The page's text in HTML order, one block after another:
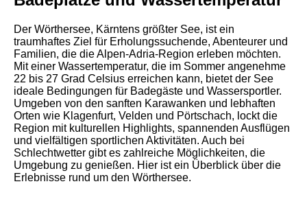
Der Wörthersee, Kärntens größter See, ist ein
traumhaftes Ziel für Erholungssuchende, Abenteurer und
Familien, die die Alpen-Adria-Region erleben möchten.
Mit einer Wassertemperatur, die im Sommer angenehme
22 bis 27 Grad Celsius erreichen kann, bietet der See
ideale Bedingungen für Badegäste und Wassersportler.
Umgeben von den sanften Karawanken und lebhaften
Orten wie Klagenfurt, Velden und Pörtschach, lockt die
Region mit kulturellen Highlights, spannenden Ausflügen
und vielfältigen sportlichen Aktivitäten. Auch bei
Schlechtwetter gibt es zahlreiche Möglichkeiten, die
Umgebung zu genießen. Hier ist ein Überblick über die
Erlebnisse rund um den Wörthersee.